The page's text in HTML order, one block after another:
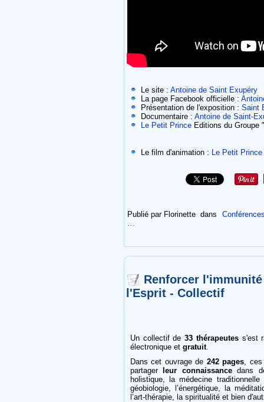
Le site : Antoine de Saint Exupéry
La page Facebook officielle :
Présentation de l'exposition : Saint
Documentaire : Antoine de Saint-
Le Petit Prince Editions du Groupe
Le film d'animation : Le Petit Prince
Publié par Florinette dans
…
Renforcer
l'Esprit - Collectif
Un collectif de33 thérapeutess'est
électronique et gratuit.
Dans cet ouvrage de 242 pages ,
partagerleur connaissancedans
holistique, la médecine
géobiologie, l’énergétique, la
l’art-thérapie, la spiritualité et bien